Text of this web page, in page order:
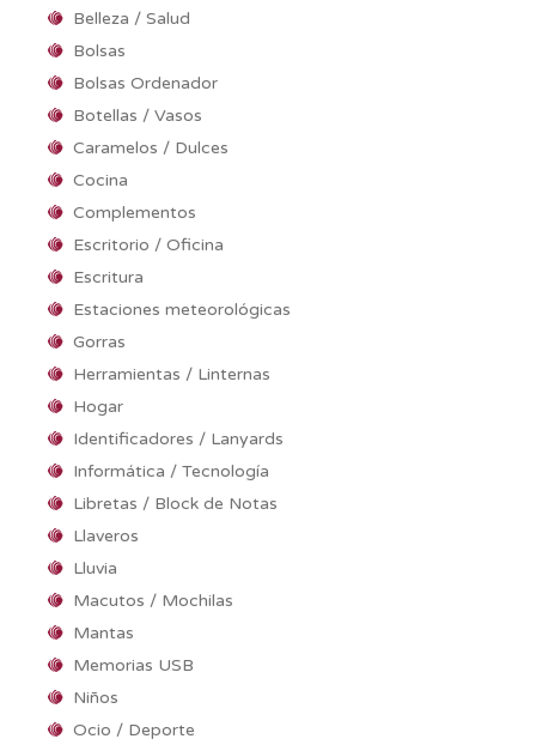
Belleza / Salud
Bolsas
Bolsas Ordenador
Botellas / Vasos
Caramelos / Dulces
Cocina
Complementos
Escritorio / Oficina
Escritura
Estaciones meteorológicas
Gorras
Herramientas / Linternas
Hogar
Identificadores / Lanyards
Informática / Tecnología
Libretas / Block de Notas
Llaveros
Lluvia
Macutos / Mochilas
Mantas
Memorias USB
Niños
Ocio / Deporte